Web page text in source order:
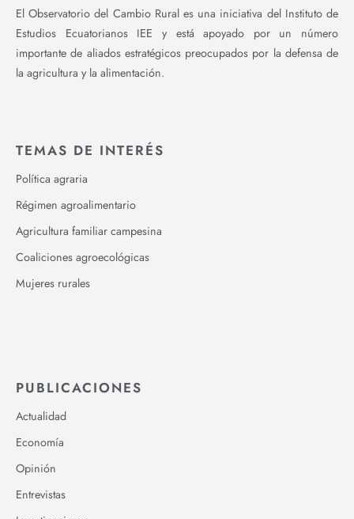
El Observatorio del Cambio Rural es una iniciativa del Instituto de
Estudios Ecuatorianos IEE y está apoyado por un número
importante de aliados estratégicos preocupados por la defensa de
la agricultura y la alimentación.
TEMAS DE INTERÉS
Política agraria
Régimen agroalimentario
Agricultura familiar campesina
Coaliciones agroecológicas
Mujeres rurales
PUBLICACIONES
Actualidad
Economía
Opinión
Entrevistas